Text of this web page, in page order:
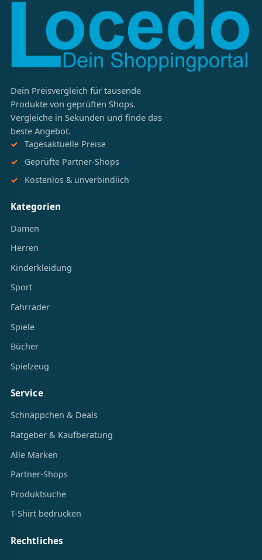
Dein Preisvergleich für tausende
Produkte von geprüften Shops.
Vergleiche in Sekunden und finde das
beste Angebot.
Tagesaktuelle Preise
Geprüfte Partner-Shops
Kostenlos & unverbindlich
Kategorien
Damen
Herren
Kinderkleidung
Sport
Fahrräder
Spiele
Bücher
Spielzeug
Service
Schnäppchen & Deals
Ratgeber & Kaufberatung
Alle Marken
Partner-Shops
Produktsuche
T-Shirt bedrucken
Rechtliches